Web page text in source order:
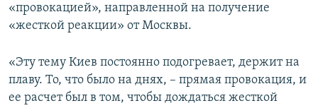
«провокацией», направленной на получение
«жесткой реакции» от Москвы.
«Эту тему Киев постоянно подогревает, держит на
плаву. То, что было на днях, – прямая провокация, и
ее расчет был в том, чтобы дождаться жесткой